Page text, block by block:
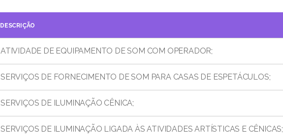
DESCRIÇÃO
ATIVIDADE DE EQUIPAMENTO DE SOM COM OPERADOR;
SERVIÇOS DE FORNECIMENTO DE SOM PARA CASAS DE ESPETÁCULOS;
SERVIÇOS DE ILUMINAÇÃO CÊNICA;
SERVIÇOS DE ILUMINAÇÃO LIGADA ÀS ATIVIDADES ARTÍSTICAS E CÊNICAS;